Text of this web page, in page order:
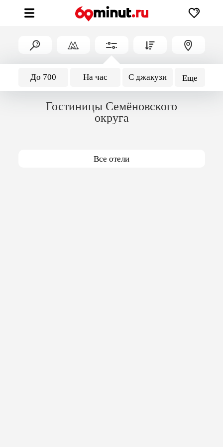
До 700 На час С джакузи Еще
Гостиницы Семёновского
округа
Все отели